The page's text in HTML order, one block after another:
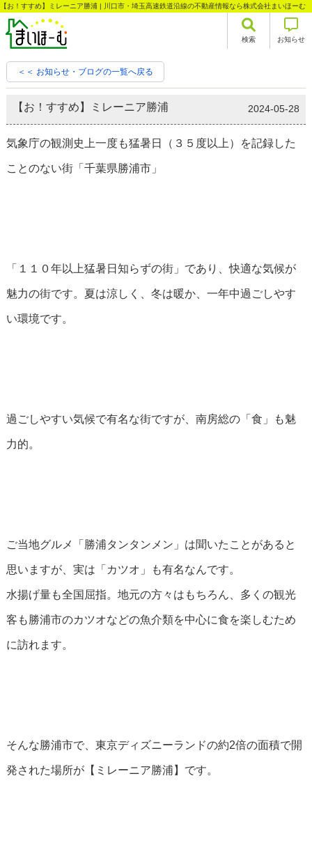
【お！すすめ】ミレーニア勝浦 | 川口市・埼玉高速鉄道沿線の不動産情報なら株式会社まいほーむ
検索 お知らせ
＜＜ お知らせ・ブログの一覧へ戻る
【お！すすめ】ミレーニア勝浦 2024-05-28
気象庁の観測史上一度も猛暑日（３５度以上）を記録した
ことのない街「千葉県勝浦市」
「１１０年以上猛暑日知らずの街」であり、快適な気候が
魅力の街です。夏は涼しく、冬は暖か、一年中過ごしやす
い環境です。
過ごしやすい気候で有名な街ですが、南房総の「食」も魅
力的。
ご当地グルメ「勝浦タンタンメン」は聞いたことがあると
思いますが、実は「カツオ」も有名なんです。
水揚げ量も全国屈指。地元の方々はもちろん、多くの観光
客も勝浦市のカツオなどの魚介類を中心に食を楽しむため
に訪れます。
そんな勝浦市で、東京ディズニーランドの約2倍の面積で開
発された場所が【ミレーニア勝浦】です。